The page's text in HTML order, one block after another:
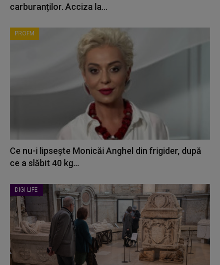
carburanților. Acciza la...
PROFM
Ce nu-i lipsește Monicăi Anghel din frigider, după
ce a slăbit 40 kg...
DIGI LIFE